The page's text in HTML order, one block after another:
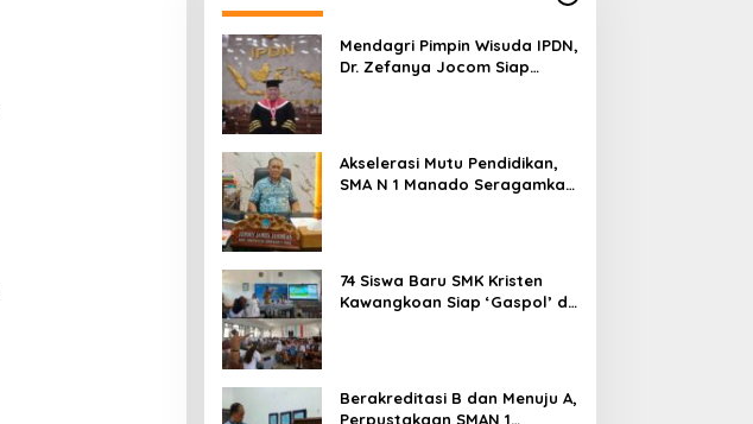
Mendagri Pimpin Wisuda IPDN,
Dr. Zefanya Jocom Siap
Akselerasi Mutu Pendidikan,
SMA N 1 Manado Seragamkan
74 Siswa Baru SMK Kristen
Kawangkoan Siap ‘Gaspol’ di
Berakreditasi B dan Menuju A,
Perpustakaan SMAN 1